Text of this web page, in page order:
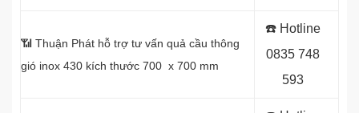
📶 Thuận Phát hỗ trợ tư vấn quả cầu thông
gió inox 430 kích thước 700 x 700 mm
☎️ Hotline
0835 748
593